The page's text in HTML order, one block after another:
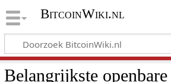
BitcoinWiki.nl
Belangrijkste openbare